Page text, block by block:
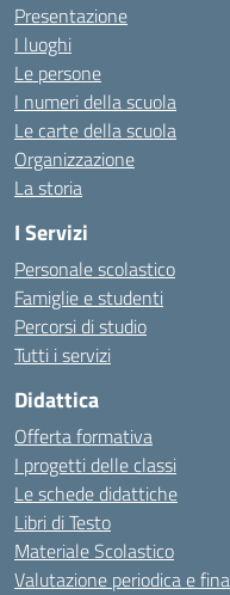
Presentazione
I luoghi
Le persone
I numeri della scuola
Le carte della scuola
Organizzazione
La storia
I Servizi
Personale scolastico
Famiglie e studenti
Percorsi di studio
Tutti i servizi
Didattica
Offerta formativa
I progetti delle classi
Le schede didattiche
Libri di Testo
Materiale Scolastico
Valutazione periodica e